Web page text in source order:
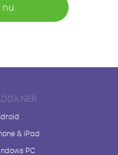
NER
& iPad
PC